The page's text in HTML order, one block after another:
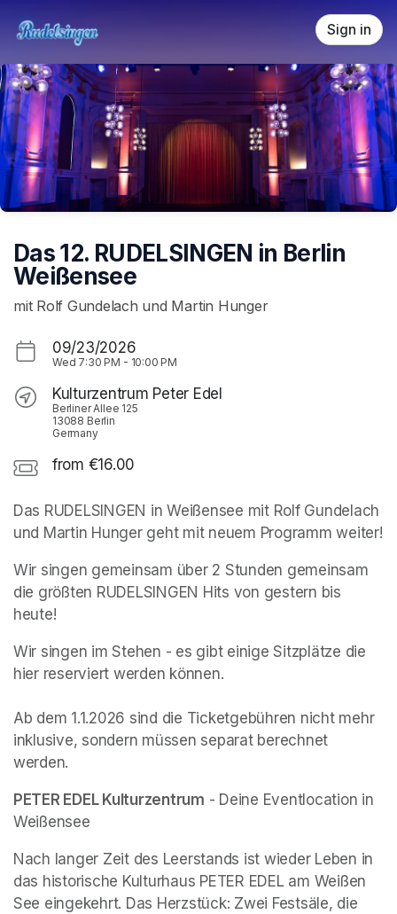
Sign in
Das 12. RUDELSINGEN in Berlin
Weißensee
mit Rolf Gundelach und Martin Hunger
09/23/2026
Wed 7:30 PM - 10:00 PM
Kulturzentrum Peter Edel
Berliner Allee 125
13088 Berlin
Germany
from €16.00
Das RUDELSINGEN in Weißensee mit Rolf Gundelach
und Martin Hunger geht mit neuem Programm weiter!
Wir singen gemeinsam über 2 Stunden gemeinsam
die größten RUDELSINGEN Hits von gestern bis
heute!
Wir singen im Stehen - es gibt einige Sitzplätze die
hier reserviert werden können.
Ab dem 1.1.2026 sind die Ticketgebühren nicht mehr
inklusive, sondern müssen separat berechnet
werden.
(opens in a new tab)
(opens in a new tab)
PETER EDEL Kulturzentrum - Deine Eventlocation in
Weißensee
Nach langer Zeit des Leerstands ist wieder Leben in
das historische Kulturhaus PETER EDEL am Weißen
See eingekehrt. Das Herzstück: Zwei Festsäle, die